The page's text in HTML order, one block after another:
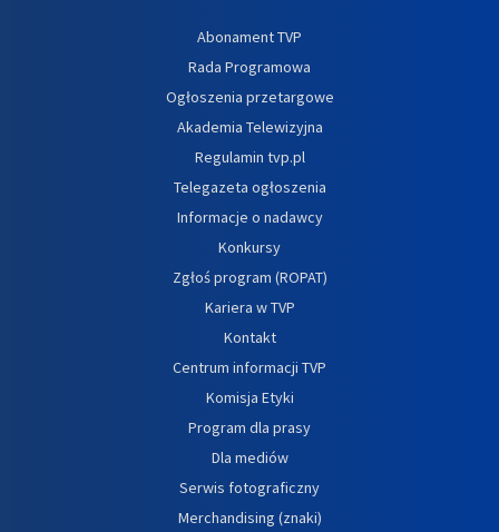
Abonament TVP
Rada Programowa
Ogłoszenia przetargowe
Akademia Telewizyjna
Regulamin tvp.pl
Telegazeta ogłoszenia
Informacje o nadawcy
Konkursy
Zgłoś program (ROPAT)
Kariera w TVP
Kontakt
Centrum informacji TVP
Komisja Etyki
Program dla prasy
Dla mediów
Serwis fotograficzny
Merchandising (znaki)